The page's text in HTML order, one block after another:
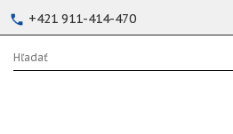
+421 911-414-470